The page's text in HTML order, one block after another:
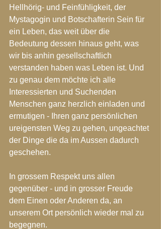
Hellhörig- und Feinfühligkeit, der
Mystagogin und Botschafterin Sein für
ein Leben, das weit über die
Bedeutung dessen hinaus geht, was
wir bis anhin gesellschaftlich
verstanden haben was Leben ist. Und
zu genau dem möchte ich alle
Interessierten und Suchenden
Menschen ganz herzlich einladen und
ermutigen - Ihren ganz persönlichen
ureigensten Weg zu gehen, ungeachtet
der Dinge die da im Aussen dadurch
geschehen.
In grossem Respekt uns allen
gegenüber - und in grosser Freude
dem Einen oder Anderen da, an
unserem Ort persönlich wieder mal zu
begegnen.